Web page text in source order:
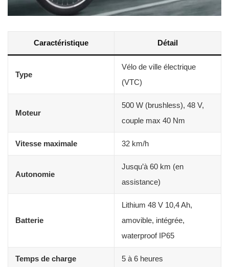
Caractéristique Détail
Type
Vélo de ville électrique
(VTC)
Moteur
500 W (brushless), 48 V,
couple max 40 Nm
Vitesse maximale 32 km/h
Autonomie
Jusqu’à 60 km (en
assistance)
Batterie
Lithium 48 V 10,4 Ah,
amovible, intégrée,
waterproof IP65
Temps de charge 5 à 6 heures